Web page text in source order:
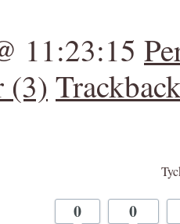
11:23:15
(3)
0 0